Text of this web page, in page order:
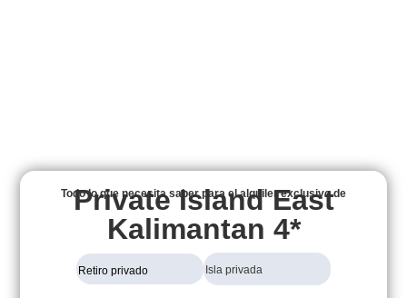
Todo lo que necesita saber para el alquiler exclusivo de
Private Island East
Kalimantan 4*
Retiro privado Isla privada